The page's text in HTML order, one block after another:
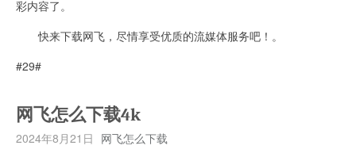
彩内容了。
快来下载网飞，尽情享受优质的流媒体服务吧！。
#29#
网飞怎么下载4k
2024年8月21日 网飞怎么下载